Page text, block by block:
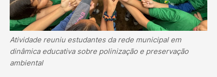
Atividade reuniu estudantes da rede municipal em
dinâmica educativa sobre polinização e preservação
ambiental